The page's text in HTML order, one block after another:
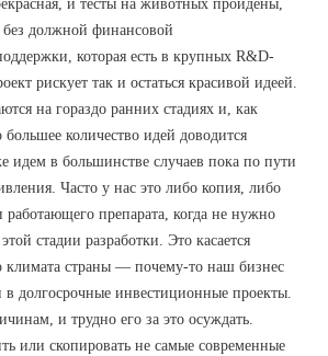
и тесты на животных пройдены,
должной финансовой
которая есть в крупных R&D-
рискует так и остаться красивой идеей.
на гораздо ранних стадиях и, как
количество идей доводится
идем в большинстве случаев пока по пути
Часто у нас это либо копия, либо
работающего препарата, когда не нужно
стадии разработки. Это касается
климата страны — почему-то наш бизнес
в долгосрочные инвестиционные проекты.
и трудно его за это осуждать.
или скопировать не самые современные